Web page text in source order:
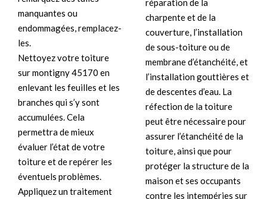
manquantes ou
endommagées, remplacez-
les.
Nettoyez votre toiture
sur montigny 45170 en
enlevant les feuilles et les
branches qui s’y sont
accumulées. Cela
permettra de mieux
évaluer l’état de votre
toiture et de repérer les
éventuels problèmes.
Appliquez un traitement
réparation de la
charpente et de la
couverture, l’installation
de sous-toiture ou de
membrane d’étanchéité, et
l’installation gouttières et
de descentes d’eau. La
réfection de la toiture
peut être nécessaire pour
assurer l’étanchéité de la
toiture, ainsi que pour
protéger la structure de la
maison et ses occupants
contre les intempéries sur